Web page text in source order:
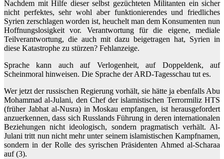
Nachdem mit Hilfe dieser selbst gezüchteten Militanten ein sicher
nicht perfektes, sehr wohl aber funktionierendes und friedliches
Syrien zerschlagen worden ist, heuchelt man dem Konsumenten nun
Hoffnungslosigkeit vor. Verantwortung für die eigene, mediale
Teilverantwortung, die auch mit dazu beigetragen hat, Syrien in
diese Katastrophe zu stürzen? Fehlanzeige.
Sprache kann auch auf Verlogenheit, auf Doppeldenk, auf
Scheinmoral hinweisen. Die Sprache der ARD-Tagesschau tut es.
Wer jetzt der russischen Regierung vorhält, sie hätte ja ebenfalls Abu
Mohammad al-Julani, den Chef der islamistischen Terrormiliz HTS
(früher Jabhat al-Nusra) in Moskau empfangen, ist herausgefordert
anzuerkennen, dass sich Russlands Führung in deren internationalen
Beziehungen nicht ideologisch, sondern pragmatisch verhält. Al-
Julani tritt nun nicht mehr unter seinem islamistischen Kampfnamen,
sondern in der Rolle des syrischen Präsidenten Ahmed al-Scharaa
auf (3).